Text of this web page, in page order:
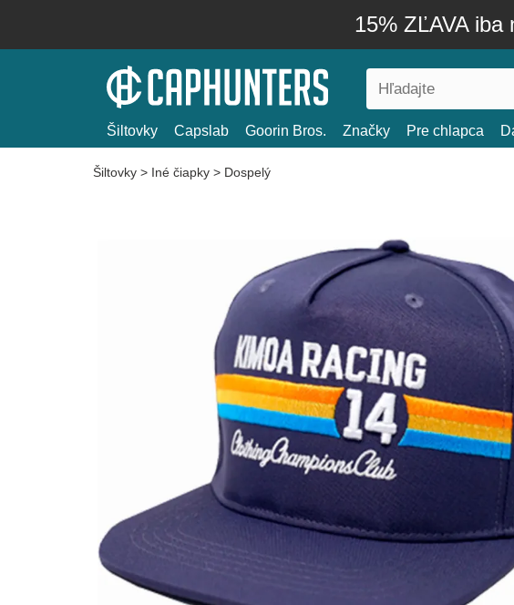
15% ZĽAVA iba
Šiltovky Capslab Goorin Bros. Značky Pre chlapca
Šiltovky > Iné čiapky > Dospelý